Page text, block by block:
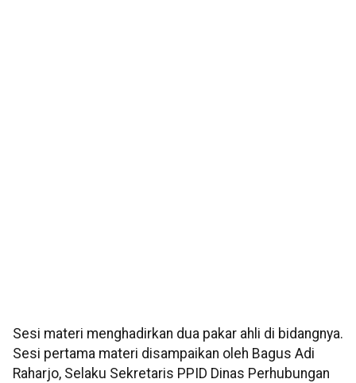
Sesi materi menghadirkan dua pakar ahli di bidangnya.
Sesi pertama materi disampaikan oleh Bagus Adi
Raharjo, Selaku Sekretaris PPID Dinas Perhubungan